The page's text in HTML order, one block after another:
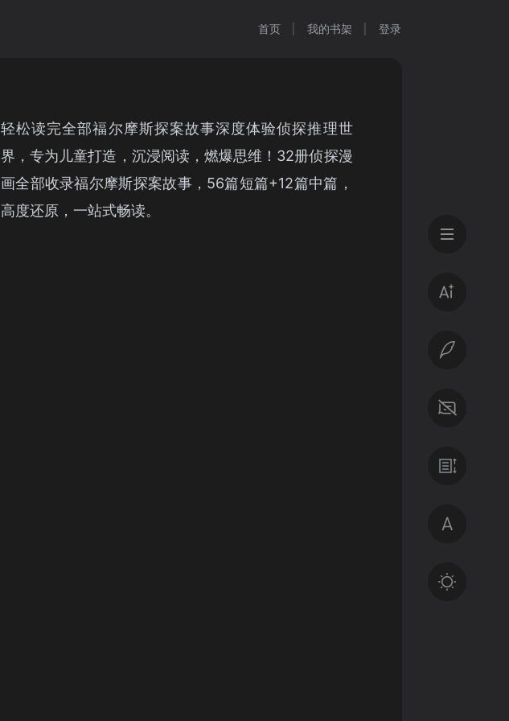
首页 我的书架 登录
轻松读完全部福尔摩斯探案故事深度体验侦探推理世
界，专为儿童打造，沉浸阅读，燃爆思维！32册侦探漫
画全部收录福尔摩斯探案故事，56篇短篇+12篇中篇，
高度还原，一站式畅读。